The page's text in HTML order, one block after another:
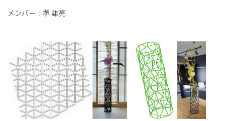
メンバー：堺 雄亮